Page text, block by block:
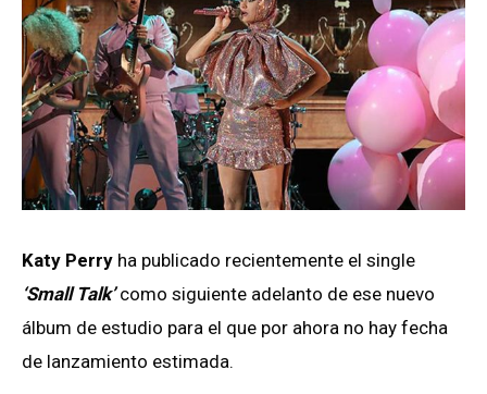
Katy Perry ha publicado recientemente el single
‘Small Talk’como siguiente adelanto de ese nuevo
álbum de estudio para el que por ahora no hay fecha
de lanzamiento estimada.